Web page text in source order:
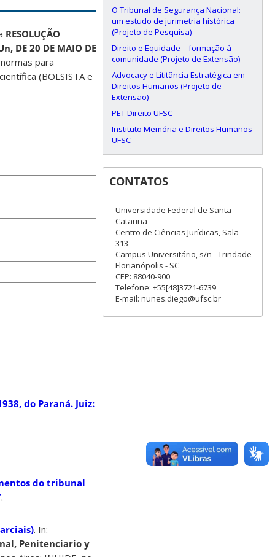
RESOLUÇÃO
DE 20 DE MAIO DE
para
(BOLSISTA e
do Paraná. Juiz:
do tribunal
.
. In:
Penitenciario y
O Tribunal de Segurança Nacional:
um estudo de jurimetria histórica
(Projeto de Pesquisa)
Direito e Equidade – formação à
comunidade (Projeto de Extensão)
Advocacy e Lititância Estratégica em
Direitos Humanos (Projeto de
Extensão)
PET Direito UFSC
Instituto Memória e Direitos Humanos
UFSC
CONTATOS
Universidade Federal de Santa
Catarina
Centro de Ciências Jurídicas, Sala
313
Campus Universitário, s/n - Trindade
Florianópolis - SC
CEP: 88040-900
Telefone: +55[48]3721-6739
E-mail: nunes.diego@ufsc.br